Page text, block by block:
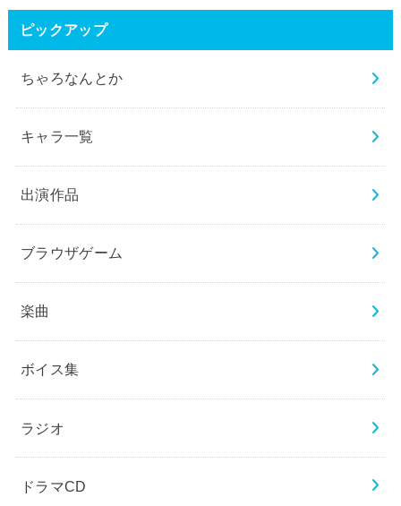
ピックアップ
ちゃろなんとか
キャラ一覧
出演作品
ブラウザゲーム
楽曲
ボイス集
ラジオ
ドラマCD